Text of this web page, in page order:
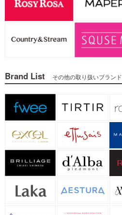
Brand List その他の取り扱いブランド